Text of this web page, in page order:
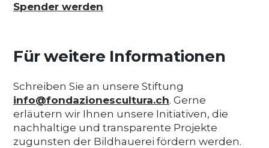
Spender werden
Für weitere Informationen
Schreiben Sie an unsere Stiftung
info@fondazionescultura.ch. Gerne
erläutern wir Ihnen unsere Initiativen, die
nachhaltige und transparente Projekte
zugunsten der Bildhauerei fördern werden.